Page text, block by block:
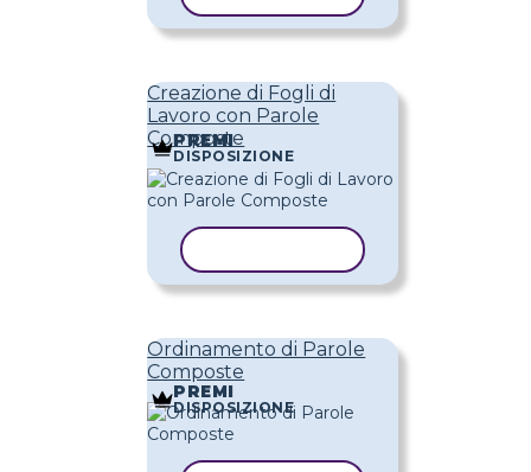
Creazione di Fogli di
Lavoro con Parole
Composte
PREMI
DISPOSIZIONE
Ordinamento di Parole
Composte
PREMI
DISPOSIZIONE